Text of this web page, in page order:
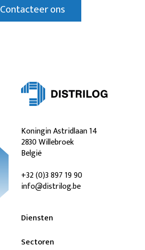
Contacteer ons
Koningin Astridlaan 14
2830 Willebroek
België
+32 (0)3 897 19 90
info@distrilog.be
Diensten
Sectoren